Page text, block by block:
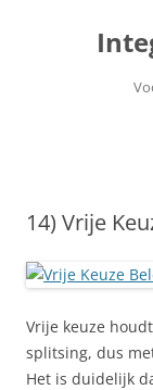
14) Vrije
Vrije keuze
splitsing, dus
Het is duidelijk